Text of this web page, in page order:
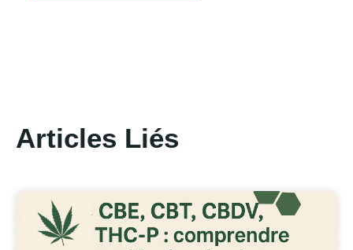
Articles Liés
Page Page Page
Page